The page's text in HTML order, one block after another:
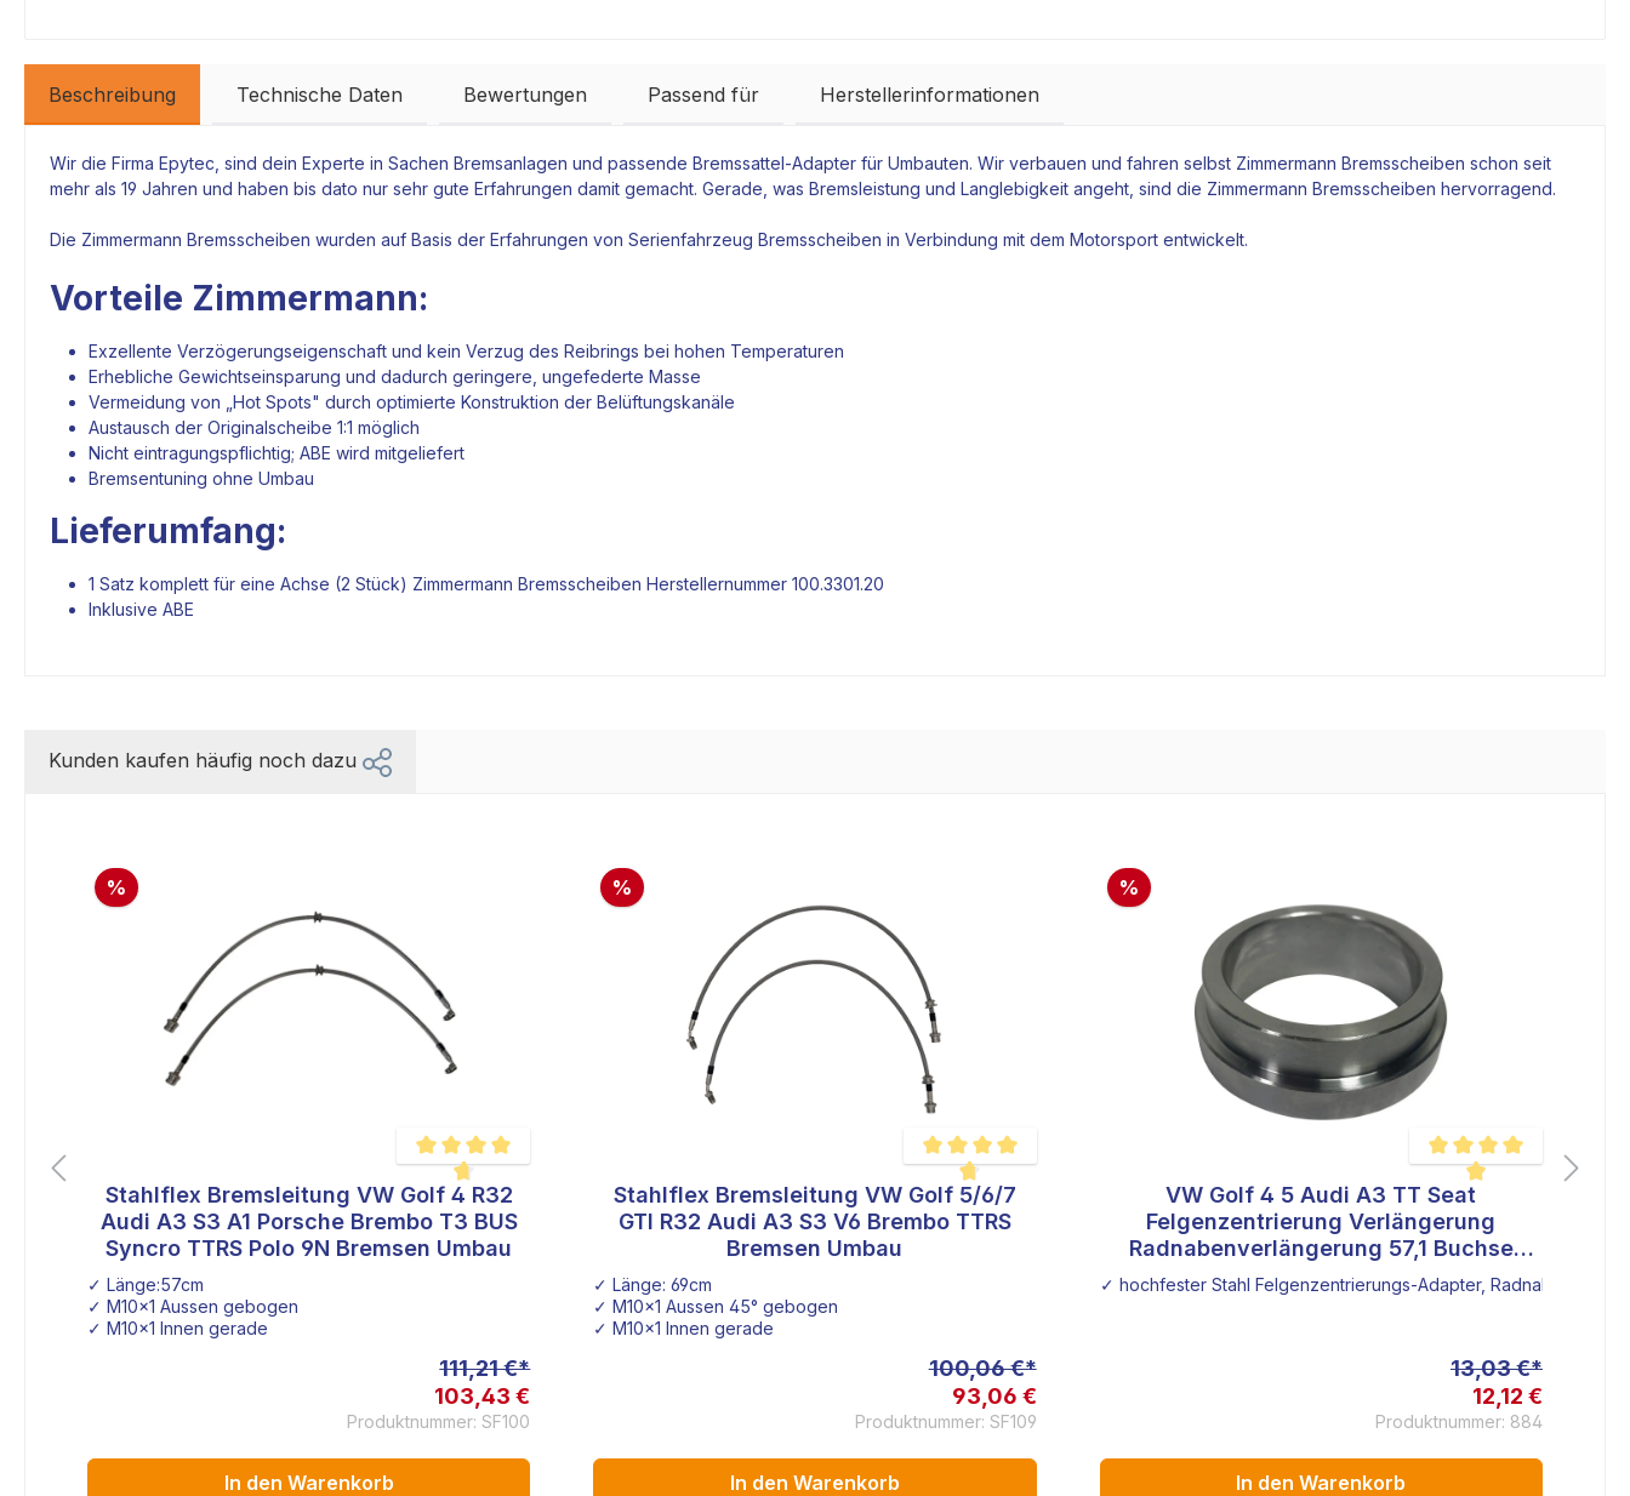
Beschreibung Technische Daten Bewertungen Passend für Herstellerinformationen
Wir die Firma Epytec , sind dein Experte in Sachen Bremsanlagen und passende Bremssattel-Adapter für Umbauten. Wir verbauen und fahren selbst Zimmermann Bremsscheiben schon seit
mehr als 19 Jahren und haben bis dato nur sehr gute Erfahrungen damit gemacht. Gerade, was Bremsleistung und Langlebigkeit angeht, sind die Zimmermann Bremsscheiben hervorragend.
Die Zimmermann Bremsscheiben wurden auf Basis der Erfahrungen von Serienfahrzeug Bremsscheiben in Verbindung mit dem Motorsport entwickelt.
Vorteile Zimmermann:
Exzellente Verzögerungseigenschaft und kein Verzug des Reibrings bei hohen Temperaturen
Erhebliche Gewichtseinsparung und dadurch geringere, ungefederte Masse
Vermeidung von „Hot Spots" durch optimierte Konstruktion der Belüftungskanäle
Austausch der Originalscheibe 1:1 möglich
Nicht eintragungspflichtig; ABE wird mitgeliefert
Bremsentuning ohne Umbau
Lieferumfang:
1 Satz komplett für eine Achse (2 Stück) Zimmermann Bremsscheiben Herstellernummer 100.3301.20
Inklusive ABE
Kunden kaufen häufig noch dazu
Bewertung von 4.5 von 5 Sternen
%
Durchschnittliche Bewertung von 4.8 von 5 Sternen
Stahlflex Bremsleitung VW Golf 4 R32
Audi A3 S3 A1 Porsche Brembo T3 BUS
Syncro TTRS Polo 9N Bremsen Umbau
✓ Länge:57cm
✓ M10x1 Aussen gebogen
✓ M10x1 Innen gerade
111,21 €*
103,43 €
Produktnummer: SF100
In den Warenkorb
%
Durchschnittliche Bewertung von 4.8 von 5 Sternen
Stahlflex Bremsleitung VW Golf 5/6/7
GTI R32 Audi A3 S3 V6 Brembo TTRS
Bremsen Umbau
✓ Länge: 69cm
✓ M10x1 Aussen 45° gebogen
✓ M10x1 Innen gerade
100,06 €*
93,06 €
Produktnummer: SF109
In den Warenkorb
%
Durchschnittliche
VW Golf 4 5 Audi A3 TT Seat
Felgenzentrierung Verlängerung
Radnabenverlängerung 57,1 Buchse
Spurplatten Umbau Bremse
✓ hochfester Stahl Felgenzentrierungs-Adapter,
13,03 €*
12,12 €
Produktnummer: 884
In den Warenkorb